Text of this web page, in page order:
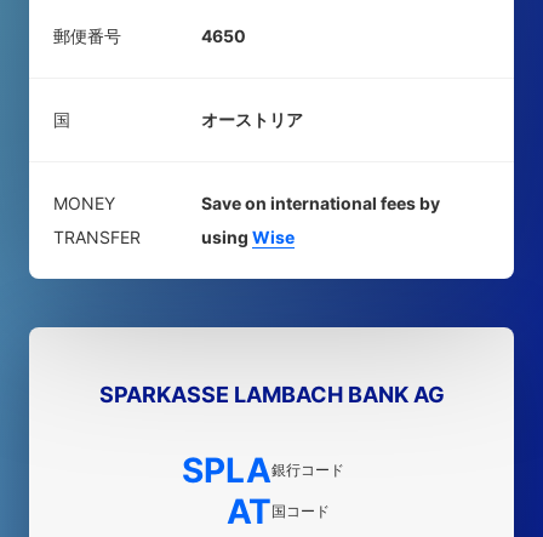
郵便番号 4650
国 オーストリア
MONEY
TRANSFER
Save on international fees by
using Wise
SPARKASSE LAMBACH BANK AG
SPLA銀行コード
AT国コード